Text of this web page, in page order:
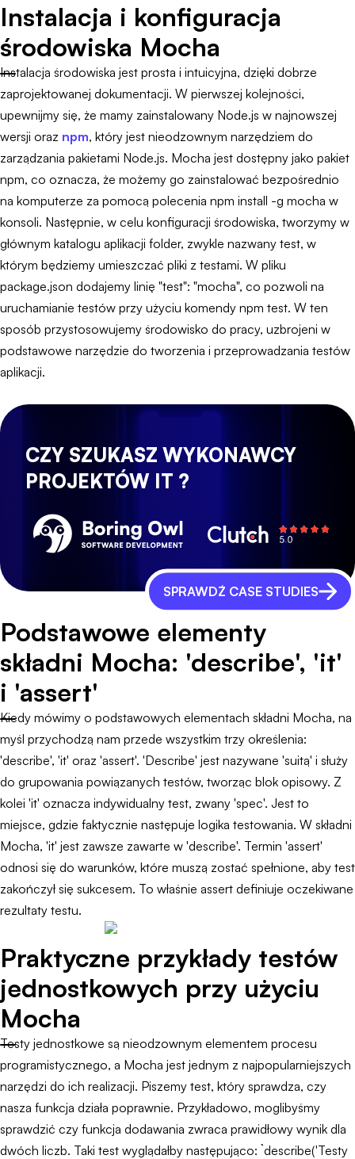
Instalacja i konfiguracja
środowiska Mocha
Instalacja środowiska jest prosta i intuicyjna, dzięki dobrze
zaprojektowanej dokumentacji. W pierwszej kolejności,
upewnijmy się, że mamy zainstalowany Node.js w najnowszej
wersji oraz npm, który jest nieodzownym narzędziem do
zarządzania pakietami Node.js. Mocha jest dostępny jako pakiet
npm, co oznacza, że możemy go zainstalować bezpośrednio
na komputerze za pomocą polecenia npm install -g mocha w
konsoli. Następnie, w celu konfiguracji środowiska, tworzymy w
głównym katalogu aplikacji folder, zwykle nazwany test, w
którym będziemy umieszczać pliki z testami. W pliku
package.json dodajemy linię "test": "mocha", co pozwoli na
uruchamianie testów przy użyciu komendy npm test. W ten
sposób przystosowujemy środowisko do pracy, uzbrojeni w
podstawowe narzędzie do tworzenia i przeprowadzania testów
aplikacji.
CZY SZUKASZ WYKONAWCY
PROJEKTÓW IT ?
SPRAWDŹ CASE STUDIES
Podstawowe elementy
składni Mocha: 'describe', 'it'
i 'assert'
Kiedy mówimy o podstawowych elementach składni Mocha, na
myśl przychodzą nam przede wszystkim trzy określenia:
'describe', 'it' oraz 'assert'. 'Describe' jest nazywane 'suitą' i służy
do grupowania powiązanych testów, tworząc blok opisowy. Z
kolei 'it' oznacza indywidualny test, zwany 'spec'. Jest to
miejsce, gdzie faktycznie następuje logika testowania. W składni
Mocha, 'it' jest zawsze zawarte w 'describe'. Termin 'assert'
odnosi się do warunków, które muszą zostać spełnione, aby test
zakończył się sukcesem. To właśnie assert definiuje oczekiwane
rezultaty testu.
Praktyczne przykłady testów
jednostkowych przy użyciu
Mocha
Testy jednostkowe są nieodzownym elementem procesu
programistycznego, a Mocha jest jednym z najpopularniejszych
narzędzi do ich realizacji. Piszemy test, który sprawdza, czy
nasza funkcja działa poprawnie. Przykładowo, moglibyśmy
sprawdzić czy funkcja dodawania zwraca prawidłowy wynik dla
dwóch liczb. Taki test wyglądałby następująco: ``` describe('Testy